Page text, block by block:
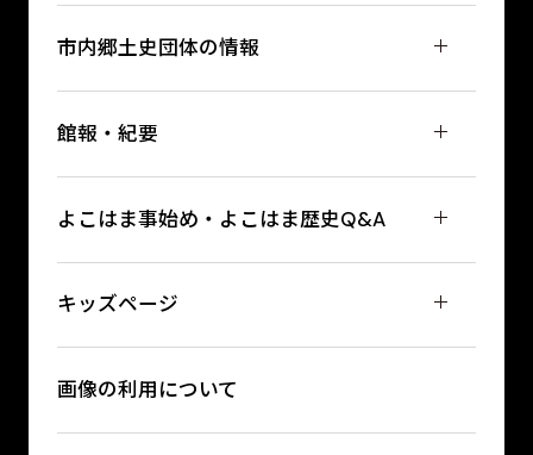
市内郷土史団体の情報
館報・紀要
よこはま事始め・よこはま歴史Q&A
キッズページ
画像の利用について